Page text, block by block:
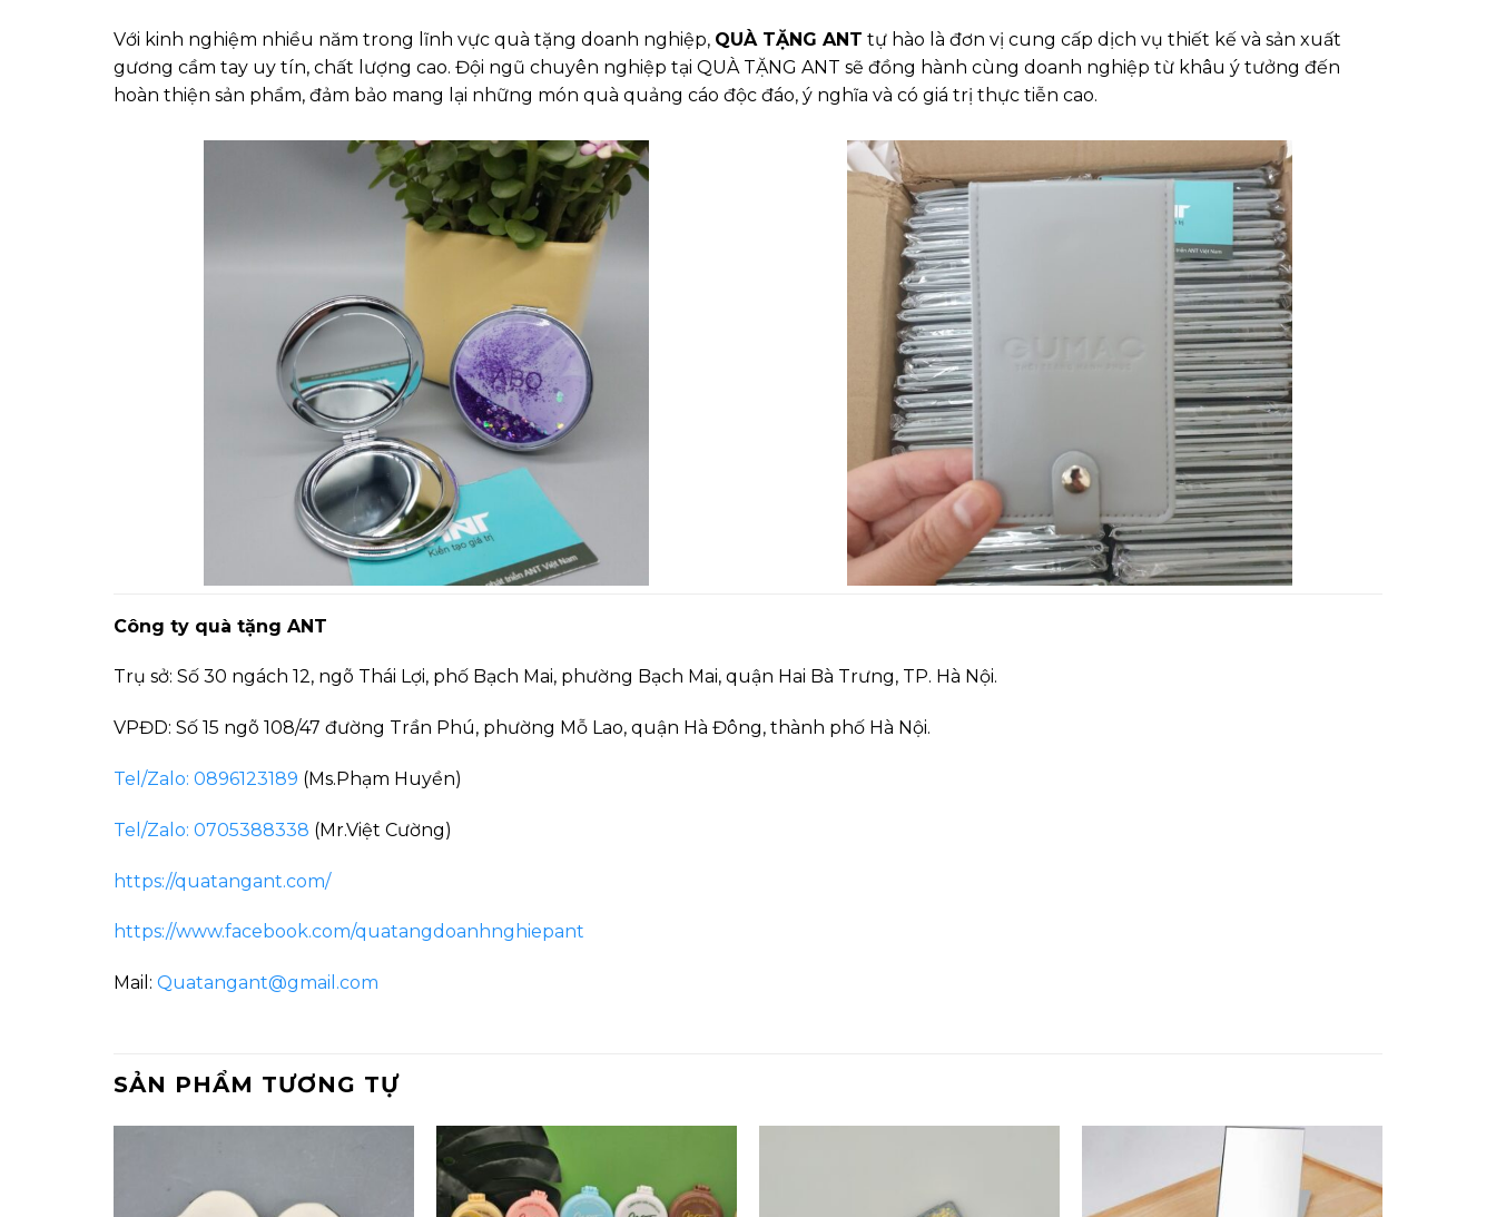
Với kinh nghiệm nhiều năm trong lĩnh vực quà tặng doanh nghiệp, QUÀ TẶNG ANT tự hào là đơn vị cung cấp dịch vụ thiết kế và sản xuất
gương cầm tay uy tín, chất lượng cao. Đội ngũ chuyên nghiệp tại QUÀ TẶNG ANT sẽ đồng hành cùng doanh nghiệp từ khâu ý tưởng đến
hoàn thiện sản phẩm, đảm bảo mang lại những món quà quảng cáo độc đáo, ý nghĩa và có giá trị thực tiễn cao.
Công ty quà tặng ANT
Trụ sở: Số 30 ngách 12, ngõ Thái Lợi, phố Bạch Mai, phường Bạch Mai, quận Hai Bà Trưng, TP. Hà Nội.
VPĐD: Số 15 ngõ 108/47 đường Trần Phú, phường Mỗ Lao, quận Hà Đông, thành phố Hà Nội.
Tel/Zalo: 0896123189 (Ms.Phạm Huyền)
Tel/Zalo: 0705388338 (Mr.Việt Cường)
https://quatangant.com/
https://www.facebook.com/quatangdoanhnghiepant
Mail: Quatangant@gmail.com
SẢN PHẨM TƯƠNG TỰ